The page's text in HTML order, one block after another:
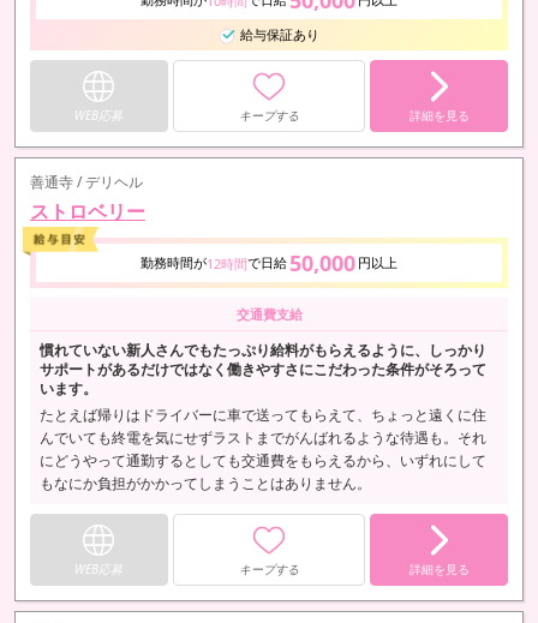
給与保証あり
WEB応募 キープする 詳細を見る
善通寺 / デリヘル
ストロベリー
勤務時間が12時間で日給 50,000 円以上
交通費支給
慣れていない新人さんでもたっぷり給料がもらえるように、しっかり
サポートがあるだけではなく働きやすさにこだわった条件がそろって
います。
たとえば帰りはドライバーに車で送ってもらえて、ちょっと遠くに住
んでいても終電を気にせずラストまでがんばれるような待遇も。それ
にどうやって通勤するとしても交通費をもらえるから、いずれにして
もなにか負担がかかってしまうことはありません。
WEB応募 キープする 詳細を見る